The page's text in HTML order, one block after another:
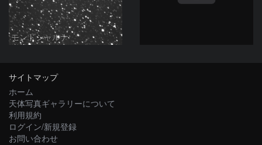
モンドシャルナ
サイトマップ
ホーム
天体写真ギャラリーについて
利用規約
ログイン/新規登録
お問い合わせ